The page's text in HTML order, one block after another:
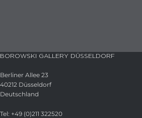
BOROWSKI GALLERY DÜSSELDORF
Berliner Allee 23
40212 Düsseldorf
Deutschland
Tel: +49 (0)211 322520